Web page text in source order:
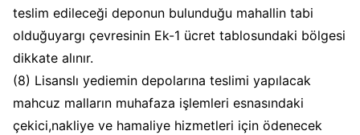
teslim edileceği deponun bulunduğu mahallin tabi
olduğuyargı çevresinin Ek-1 ücret tablosundaki bölgesi
dikkate alınır.
(8) Lisanslı yediemin depolarına teslimi yapılacak
mahcuz malların muhafaza işlemleri esnasındaki
çekici,nakliye ve hamaliye hizmetleri için ödenecek